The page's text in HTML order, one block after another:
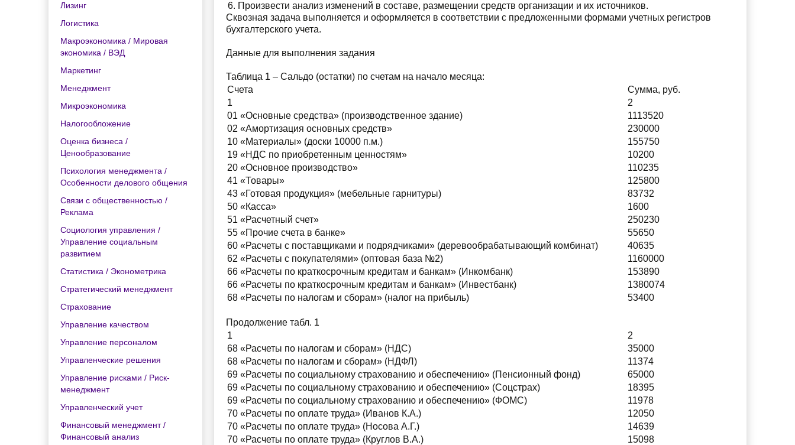
Лизинг
Логистика
Макроэкономика / Мировая
экономика / ВЭД
Маркетинг
Менеджмент
Микроэкономика
Налогообложение
Оценка бизнеса /
Ценообразование
Психология менеджмента /
Особенности делового общения
Связи с общественностью /
Реклама
Социология управления /
Управление социальным
развитием
Статистика / Эконометрика
Стратегический менеджмент
Страхование
Управление качеством
Управление персоналом
Управленческие решения
Управление рисками / Риск-
менеджмент
Управленческий учет
Финансовый менеджмент /
Финансовый анализ
Произвести анализ изменений в составе, размещении средств организации и их источников.
Сквозная задача выполняется и оформляется в соответствии с предложенными формами учетных регистров
бухгалтерского учета.
Данные для выполнения задания
Таблица 1 – Сальдо (остатки) по счетам на начало месяца:
Счета
Сумма, руб.
1
2
01 «Основные средства» (производственное здание)
1113520
02 «Амортизация основных средств»
230000
10 «Материалы» (доски 10000 п.м.)
155750
19 «НДС по приобретенным ценностям»
10200
20 «Основное производство»
110235
41 «Товары»
125800
43 «Готовая продукция» (мебельные гарнитуры)
83732
50 «Касса»
1600
51 «Расчетный счет»
250230
55 «Прочие счета в банке»
55650
60 «Расчеты с поставщиками и подрядчиками» (деревообрабатывающий комбинат)
40635
62 «Расчеты с покупателями» (оптовая база №2)
1160000
66 «Расчеты по краткосрочным кредитам и банкам» (Инкомбанк)
153890
66 «Расчеты по краткосрочным кредитам и банкам» (Инвестбанк)
1380074
68 «Расчеты по налогам и сборам» (налог на прибыль)
53400
Продолжение табл. 1
1
2
68 «Расчеты по налогам и сборам» (НДС)
35000
68 «Расчеты по налогам и сборам» (НДФЛ)
11374
69 «Расчеты по социальному страхованию и обеспечению» (Пенсионный фонд)
65000
69 «Расчеты по социальному страхованию и обеспечению» (Соцстрах)
18395
69 «Расчеты по социальному страхованию и обеспечению» (ФОМС)
11978
70 «Расчеты по оплате труда» (Иванов К.А.)
12050
70 «Расчеты по оплате труда» (Носова А.Г.)
14639
70 «Расчеты по оплате труда» (Круглов В.А.)
15098